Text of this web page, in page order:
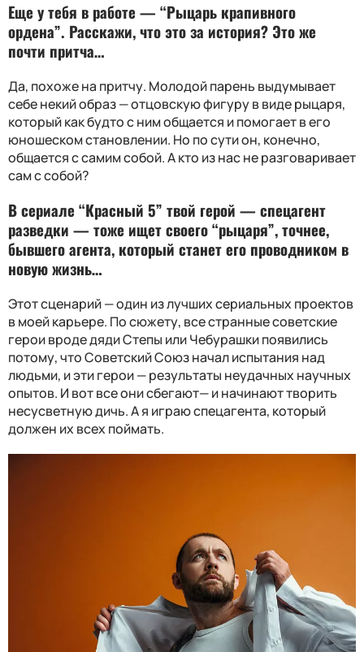
Еще у тебя в работе — “Рыцарь крапивного
ордена”. Расскажи, что это за история? Это же
почти притча…
Да, похоже на притчу. Молодой парень выдумывает
себе некий образ — отцовскую фигуру в виде рыцаря,
который как будто с ним общается и помогает в его
юношеском становлении. Но по сути он, конечно,
общается с самим собой. А кто из нас не разговаривает
сам с собой?
В сериале “Красный 5” твой герой — спецагент
разведки — тоже ищет своего “рыцаря”, точнее,
бывшего агента, который станет его проводником в
новую жизнь…
Этот сценарий — один из лучших сериальных проектов
в моей карьере. По сюжету, все странные советские
герои вроде дяди Степы или Чебурашки появились
потому, что Советский Союз начал испытания над
людьми, и эти герои — результаты неудачных научных
опытов. И вот все они сбегают— и начинают творить
несусветную дичь. А я играю спецагента, который
должен их всех поймать.